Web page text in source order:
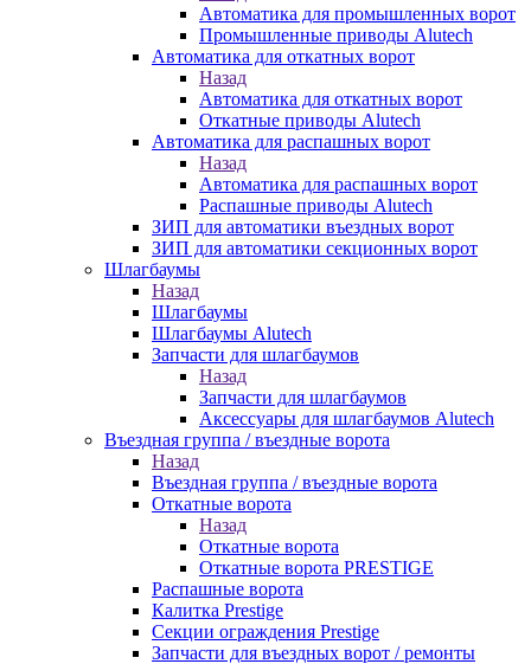
Автоматика для промышленных ворот
Промышленные приводы Alutech
Автоматика для откатных ворот
Назад
Автоматика для откатных ворот
Откатные приводы Alutech
Автоматика для распашных ворот
Назад
Автоматика для распашных ворот
Распашные приводы Alutech
ЗИП для автоматики въездных ворот
ЗИП для автоматики секционных ворот
Шлагбаумы
Назад
Шлагбаумы
Шлагбаумы Alutech
Запчасти для шлагбаумов
Назад
Запчасти для шлагбаумов
Аксессуары для шлагбаумов Alutech
Въездная группа / въездные ворота
Назад
Въездная группа / въездные ворота
Откатные ворота
Назад
Откатные ворота
Откатные ворота PRESTIGE
Распашные ворота
Калитка Prestige
Секции ограждения Prestige
Запчасти для въездных ворот / ремонты